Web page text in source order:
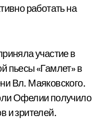
работать на
участие в
пьесы «Гамлет» в
Вл. Маяковского.
Офелии получило
и зрителей.